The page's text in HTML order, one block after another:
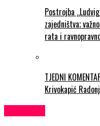
Postrojba
zajedništva;
rata i
TJEDNI
Krivokapić